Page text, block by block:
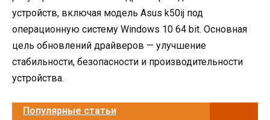
устройств, включая модель Asus k50ij под
операционную систему Windows 10 64 bit. Основная
цель обновлений драйверов — улучшение
стабильности, безопасности и производительности
устройства.
Популярные статьи